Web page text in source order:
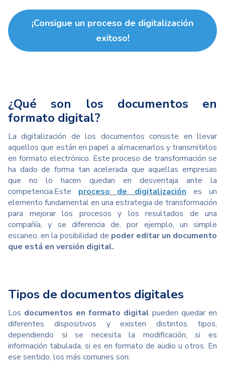
¡Consigue un proceso de digitalización
exitoso!
¿Qué son los documentos en
formato digital?
La digitalización de los documentos consiste en llevar
aquellos que están en papel a almacenarlos y transmitirlos
en formato electrónico. Este proceso de transformación se
ha dado de forma tan acelerada que aquellas empresas
que no lo hacen quedan en desventaja ante la
competencia.Este proceso de digitalización es un
elemento fundamental en una estrategia de transformación
para mejorar los procesos y los resultados de una
compañía, y se diferencia de, por ejemplo, un simple
escaneo, en la posibilidad de poder editar un documento
que está en versión digital.
Tipos de documentos digitales
Los documentos en formato digital pueden quedar en
diferentes dispositivos y existen distintos tipos,
dependiendo si se necesita la modificación, si es
información tabulada, si es en formato de audio u otros. En
ese sentido, los más comunes son: